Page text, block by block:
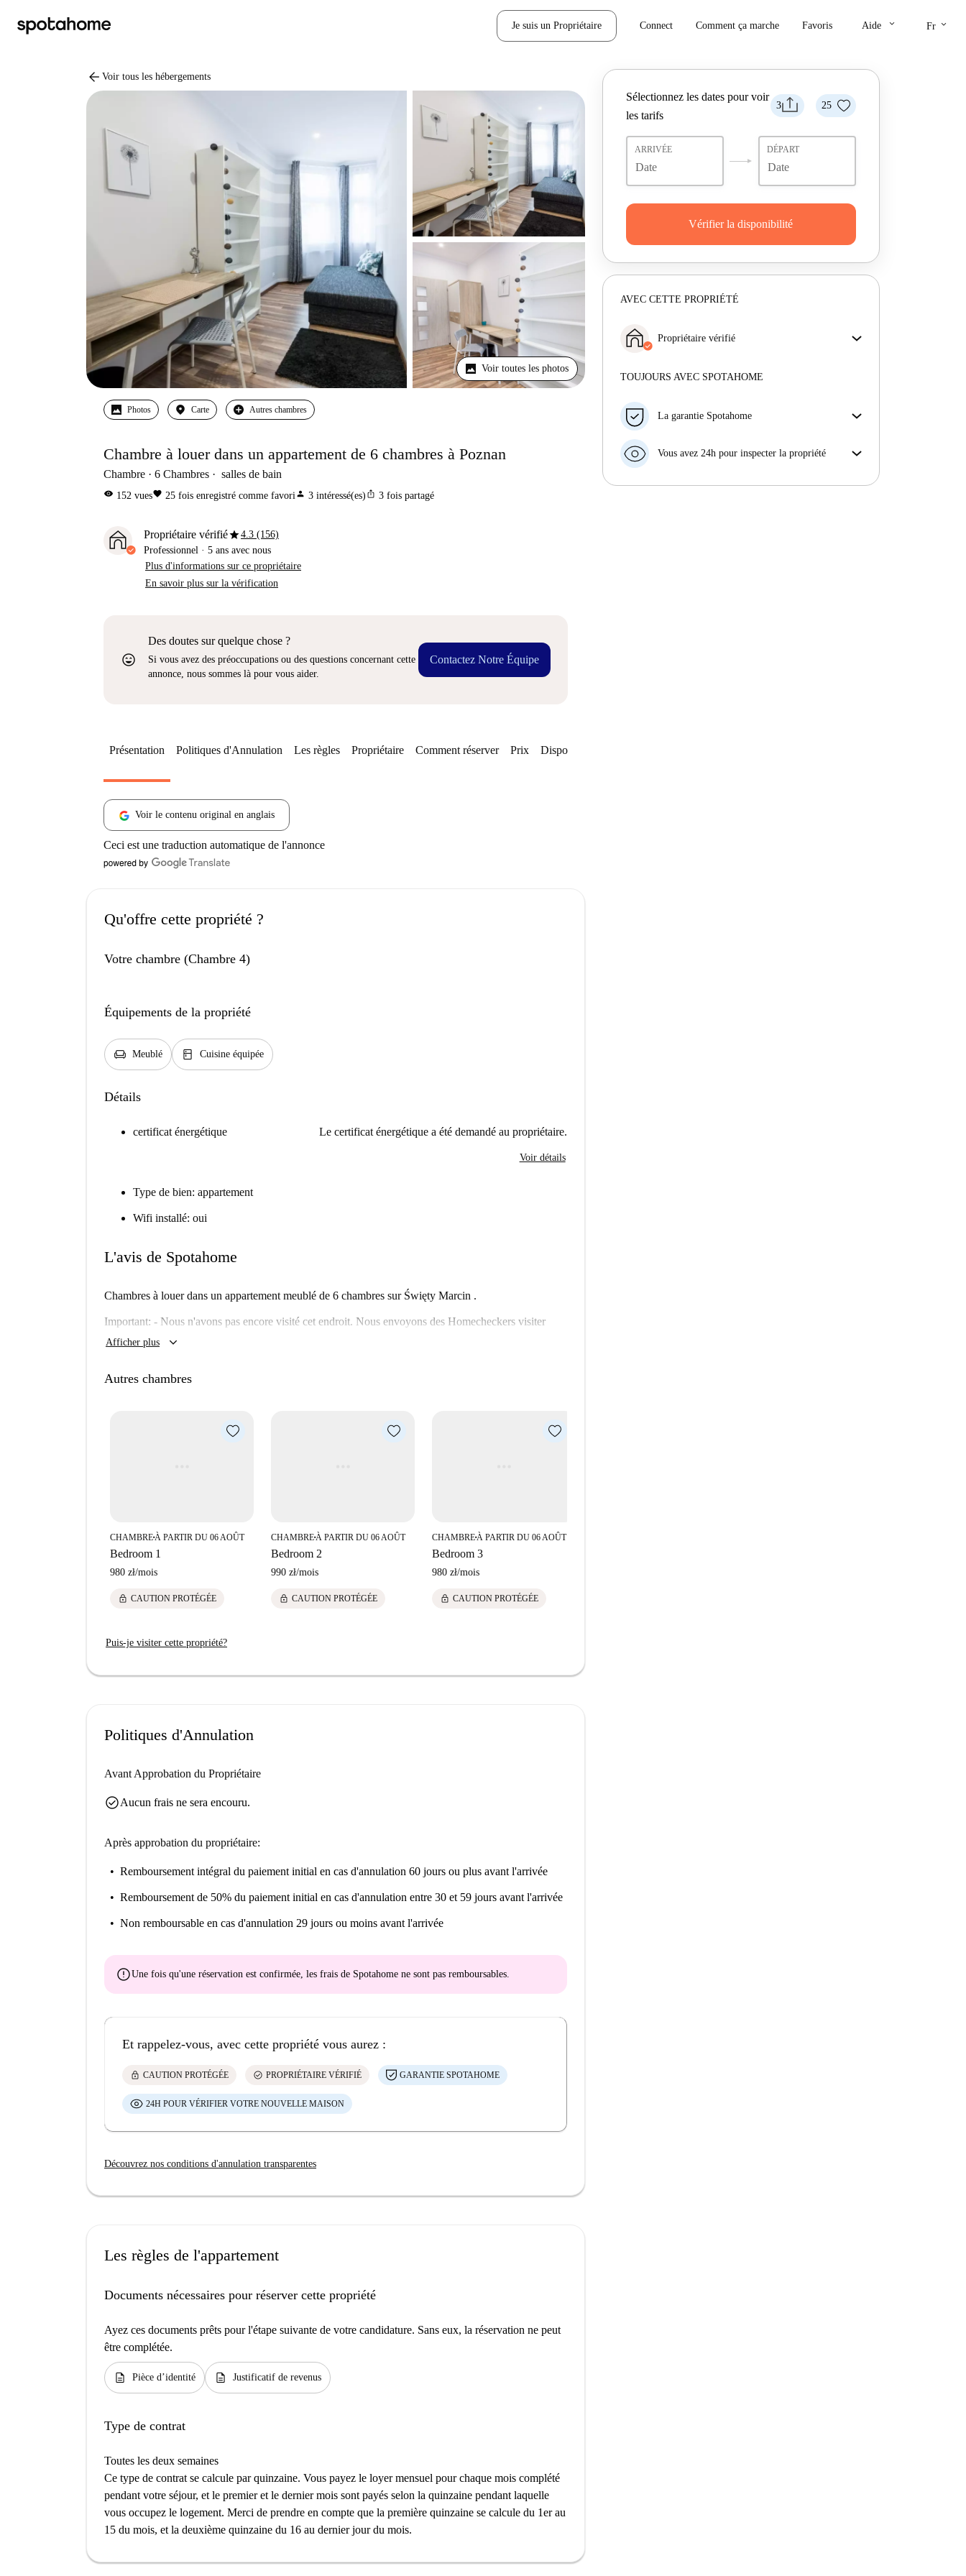
Je suis un Propriétaire Connect Comment ça marche Favoris Aide keyboard_arrow_down Fr keyboard_arrow_down
arrow_back Voir tous les hébergements
Voir toutes les photos
Photos Carte Autres chambres
Chambre à louer dans un appartement de 6 chambres à Poznan
Chambre 6 Chambres salles de bain
visibility 152 vuesfavorite 25 fois enregistré comme favoriperson 3 intéressé(es) ios_share 3 fois partagé
Propriétaire vérifiéstar4.3 (156)
Professionnel · 5 ans avec nous
Plus d'informations sur ce propriétaire
En savoir plus sur la vérification
sentiment_very_satisfied
Des doutes sur quelque chose ?
Si vous avez des préoccupations ou des questions concernant cette
annonce, nous sommes là pour vous aider.
Contactez Notre Équipe
3 25
Sélectionnez les dates pour voir
les tarifs
ARRIVÉE DÉPART
Vérifier la disponibilité
AVEC CETTE PROPRIÉTÉ
Propriétaire vérifié
Plus d'informations sur ce propriétaire
TOUJOURS AVEC SPOTAHOME
La garantie Spotahome
préavis, nous allons soit (A) vous payer une chambre
soit (B) vous rembourser en totalité.
Vous avez 24h pour inspecter la propriété
Présentation Politiques d'Annulation Les règles Propriétaire Comment réserver Prix Disponibilités
Voir le contenu original en anglais
Ceci est une traduction automatique de l'annonce
Qu'offre cette propriété ?
Votre chambre (Chambre 4)
Équipements de la propriété
chair Meublé kitchen Cuisine équipée
Détails
certificat énergétique Le certificat énergétique a été demandé au propriétaire.
Voir détails
Type de bien: appartement
Wifi installé: oui
L'avis de Spotahome
Chambres à louer dans un appartement meublé de 6 chambres sur Święty Marcin .
Important: - Nous n'avons pas encore visité cet endroit. Nous envoyons des Homecheckers visiter
chaque appartement sur Spotahome, alors revenez bientôt pour une visite guidée et des photos à 360°
Afficher plus keyboard_arrow_down
Autres chambres
CHAMBRE■À PARTIR DU 06 AOÛT
Bedroom 1
980 zł/mois
lock CAUTION PROTÉGÉE
CHAMBRE■À PARTIR DU 06 AOÛT
Bedroom 2
990 zł/mois
lock CAUTION PROTÉGÉE
CHAMBRE■À PARTIR DU 06 AOÛT
Bedroom 3
980 zł/mois
lock CAUTION PROTÉGÉE
Puis-je visiter cette propriété?
Politiques d'Annulation
Avant Approbation du Propriétaire
check_circleAucun frais ne sera encouru.
Après approbation du propriétaire:
Remboursement intégral du paiement initial en cas d'annulation 60 jours ou plus avant l'arrivée
Remboursement de 50% du paiement initial en cas d'annulation entre 30 et 59 jours avant l'arrivée
Non remboursable en cas d'annulation 29 jours ou moins avant l'arrivée
errorUne fois qu'une réservation est confirmée, les frais de Spotahome ne sont pas remboursables
Et rappelez-vous, avec cette propriété vous aurez :
lock CAUTION PROTÉGÉE check_circle PROPRIÉTAIRE VÉRIFIÉ GARANTIE SPOTAHOME
24H POUR VÉRIFIER VOTRE NOUVELLE MAISON
Découvrez nos conditions d'annulation transparentes
Les règles de l'appartement
Documents nécessaires pour réserver cette propriété
Ayez ces documents prêts pour l'étape suivante de votre candidature. Sans eux, la réservation ne peut
être complétée.
description Pièce d’identité description Justificatif de revenus
Type de contrat
Toutes les deux semaines
Ce type de contrat se calcule par quinzaine. Vous payez le loyer mensuel pour chaque mois complété
pendant votre séjour, et le premier et le dernier mois sont payés selon la quinzaine pendant laquelle
vous occupez le logement. Merci de prendre en compte que la première quinzaine se calcule du 1er au
15 du mois, et la deuxième quinzaine du 16 au dernier jour du mois.